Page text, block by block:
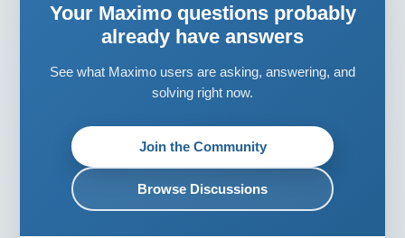
Your Maximo questions probably
already have answers
See what Maximo users are asking, answering, and
solving right now.
Join the Community
Browse Discussions